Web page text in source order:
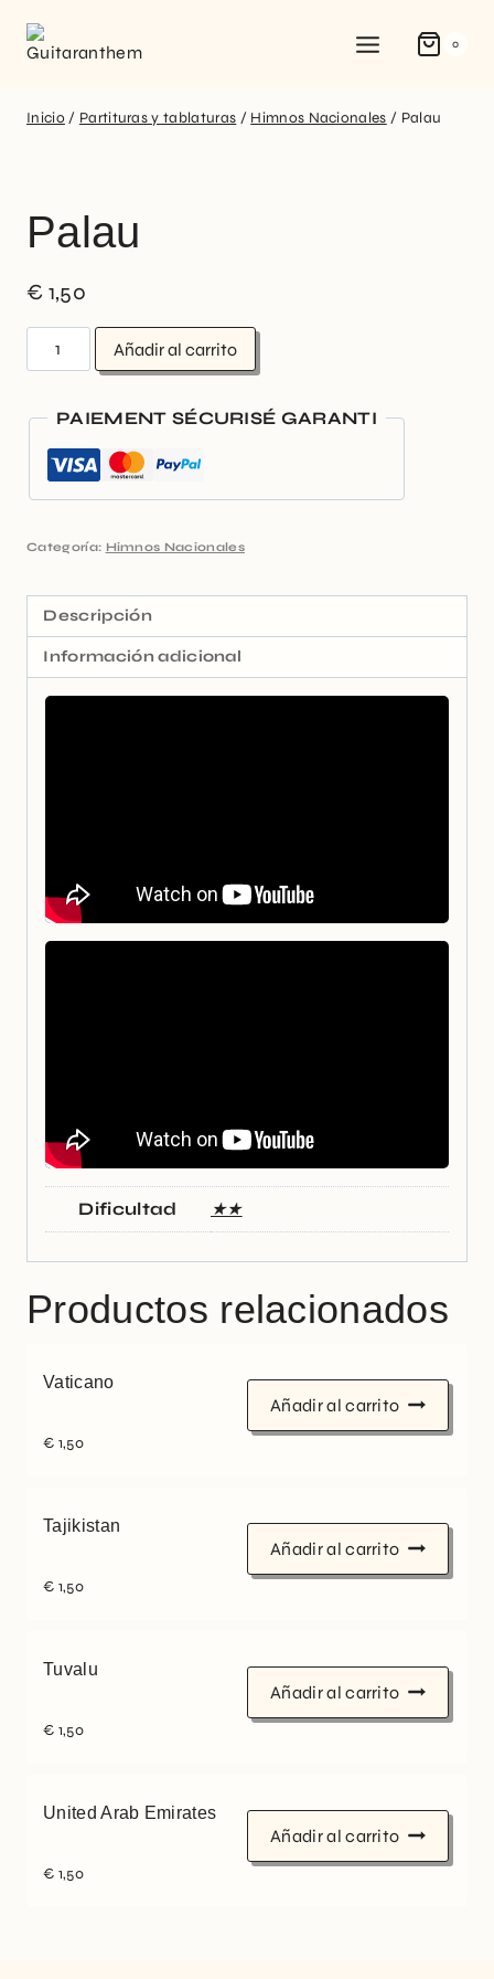
0
Inicio / Partituras y tablaturas / Himnos Nacionales / Palau
Palau
€ 1,50
Añadir al carrito
PAIEMENT SÉCURISÉ GARANTI
Categoría: Himnos Nacionales
Descripción
Información adicional
Dificultad ★★
Productos relacionados
Vaticano
€ 1,50
Añadir al carrito
Tajikistan
€ 1,50
Añadir al carrito
Tuvalu
€ 1,50
Añadir al carrito
United Arab Emirates
€ 1,50
Añadir al carrito